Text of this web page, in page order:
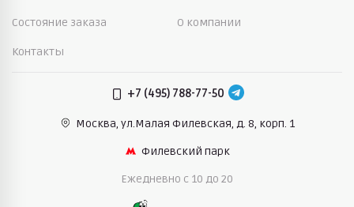
Состояние заказа О компании
Контакты
+7 (495) 788-77-50
Москва, ул.Малая Филевская, д. 8, корп. 1
Филевский парк
Ежедневно c 10 до 20